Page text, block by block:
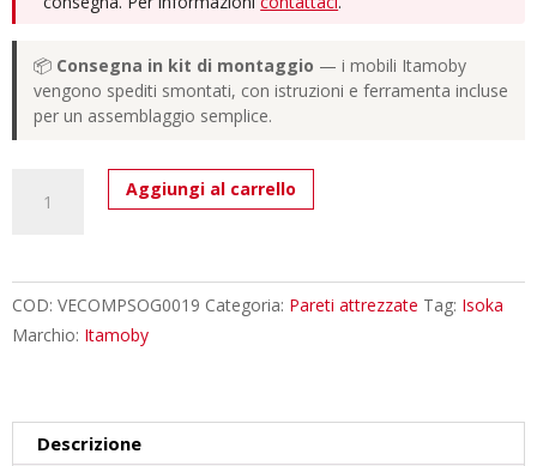
📦 Consegna in kit di montaggio — i mobili Itamoby
vengono spediti smontati, con istruzioni e ferramenta incluse
per un assemblaggio semplice.
parete
A19
L.173,6
Aggiungi al carrello
COD: VECOMPSOG0019 Categoria: Pareti attrezzate Tag: Isoka
Marchio: Itamoby
Descrizione